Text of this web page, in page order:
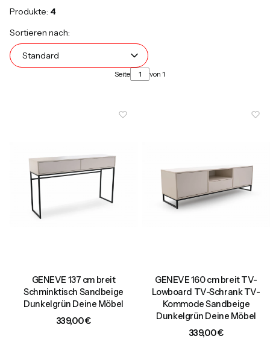
Produkte: 4
Produktliste
Sortieren nach:
Standard
Seite von 1
GENEVE 137 cm breit
Schminktisch Sandbeige
Dunkelgrün Deine Möbel
Preis
339,00 €
GENEVE 160 cm breit TV-
Lowboard TV-Schrank TV-
Kommode Sandbeige
Dunkelgrün Deine Möbel
Preis
339,00 €